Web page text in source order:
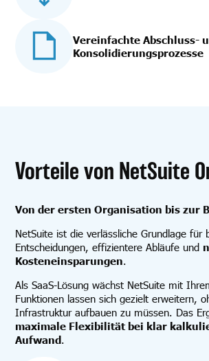
Vereinfachte Abschluss-
Konsolidierungsprozesse
Vorteile von NetSuite
Von der ersten Organisation bis zur
NetSuite ist die verlässliche Grundlage für
Entscheidungen, effizientere Abläufe und
Kosteneinsparungen.
Als SaaS-Lösung wächst NetSuite mit
Funktionen lassen sich gezielt erweitern,
Infrastruktur aufbauen zu müssen. Das
maximale Flexibilität bei klar
Aufwand.